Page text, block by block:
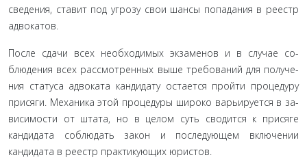
сведения, ставит под угрозу свои шансы попадания в реестр
адвокатов.
После сдачи всех необходимых экзаменов и в случае со­
блюдения всех рассмотренных выше требований для получе­
ния статуса адвоката кандидату остается пройти процедуру
присяги. Механика этой процедуры широко варьируется в за­
висимости от штата, но в целом суть сводится к присяге
канди­дата соблюдать закон и последующем включении
кандидата в реестр практикующих юристов.